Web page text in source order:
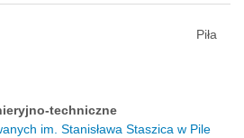
Piła
techniczne
im. Stanisława Staszica w Pile